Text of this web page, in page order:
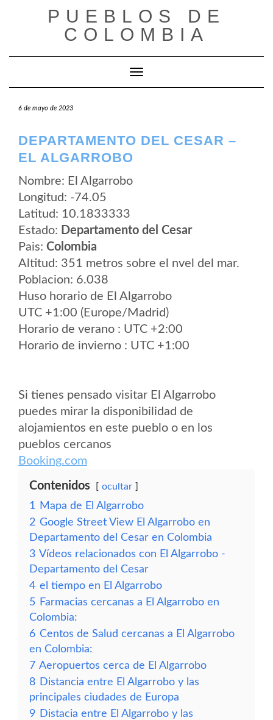
PUEBLOS DE
COLOMBIA
Cambiar modo de navegación
6 de mayo de 2023
DEPARTAMENTO DEL CESAR –
EL ALGARROBO
Nombre: El Algarrobo
Longitud: -74.05
Latitud: 10.1833333
Estado: Departamento del Cesar
Pais: Colombia
Altitud: 351 metros sobre el nvel del mar.
Poblacion: 6.038
Huso horario de El Algarrobo
UTC +1:00 (Europe/Madrid)
Horario de verano : UTC +2:00
Horario de invierno : UTC +1:00
Si tienes pensado visitar El Algarrobo
puedes mirar la disponibilidad de
alojamientos en este pueblo o en los
pueblos cercanos
Booking.com
Contenidos ocultar
1
Mapa de El Algarrobo
2 Google Street View El Algarrobo en
Departamento del Cesar en Colombia
3 Vídeos relacionados con El Algarrobo -
Departamento del Cesar
4 el tiempo en El Algarrobo
5 Farmacias cercanas a El Algarrobo en
Colombia:
6 Centos de Salud cercanas a El Algarrobo
en Colombia:
7 Aeropuertos cerca de El Algarrobo
8 Distancia entre El Algarrobo y las
principales ciudades de Europa
9 Distacia entre El Algarrobo y las